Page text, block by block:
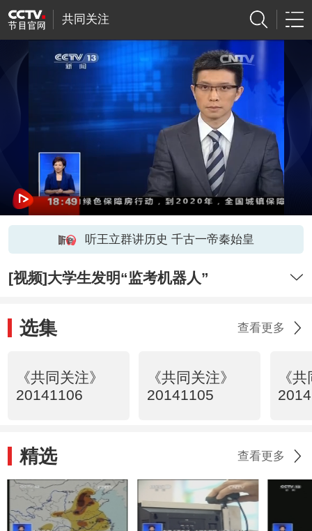
共同关注
听王立群讲历史 千古一帝秦始皇
[视频]大学生发明“监考机器人”
选集 查看更多
《共同关注》
20141106
《共同关注》
20141105
《
精选 查看更多